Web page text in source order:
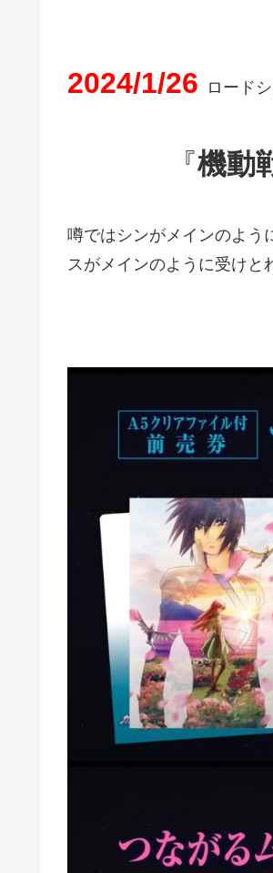
2024/1/26 ロード
『機動
噂ではシンがメインのよう
スがメインのように受けと